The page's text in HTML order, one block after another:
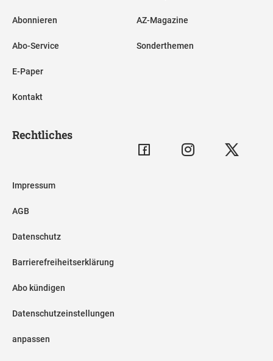
Abonnieren
Abo-Service
E-Paper
Kontakt
AZ-Magazine
Sonderthemen
Rechtliches
Impressum
AGB
Datenschutz
Barrierefreiheitserklärung
Abo kündigen
Datenschutzeinstellungen
anpassen